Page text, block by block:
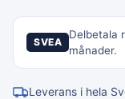
SVEA
Delbetala
månader.
Leverans i hela